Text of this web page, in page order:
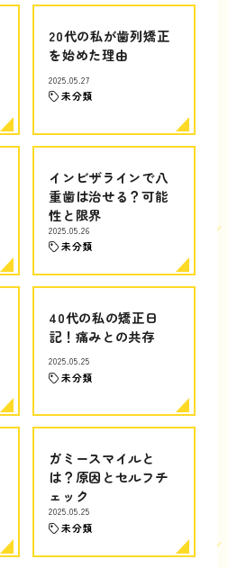
20代の私が歯列矯正
を始めた理由
2025.05.27
未分類
インビザラインで八
重歯は治せる？可能
性と限界
2025.05.26
未分類
40代の私の矯正日
記！痛みとの共存
2025.05.25
未分類
ガミースマイルと
は？原因とセルフチ
ェック
2025.05.25
未分類